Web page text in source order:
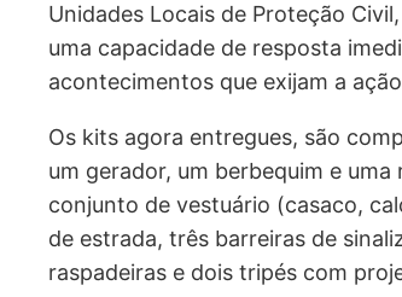
Unidades Locais de Proteção
uma capacidade de resposta
acontecimentos que exijam a
Os kits agora entregues, são
um gerador, um berbequim e
conjunto de vestuário (casaco,
de estrada, três barreiras de
raspadeiras e dois tripés com